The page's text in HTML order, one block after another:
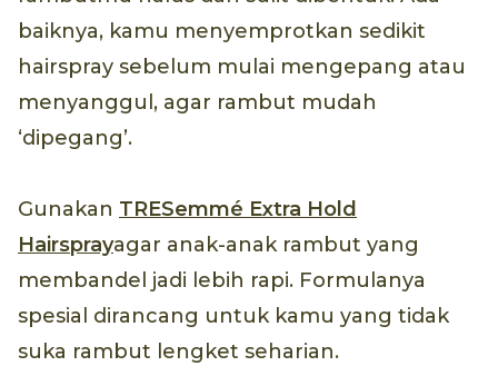
baiknya, kamu menyemprotkan sedikit
hairspray sebelum mulai mengepang atau
menyanggul, agar rambut mudah
‘dipegang’.
Gunakan TRESemmé Extra Hold
Hairsprayagar anak-anak rambut yang
membandel jadi lebih rapi. Formulanya
spesial dirancang untuk kamu yang tidak
suka rambut lengket seharian.